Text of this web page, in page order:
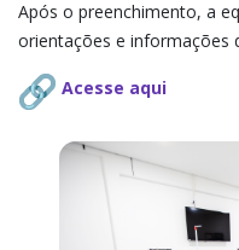
Após o preenchimento, a
orientações e informações
Acesse aqui